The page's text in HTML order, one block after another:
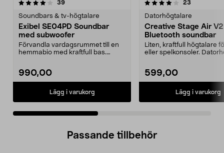
39recensioner
Soundbars & tv-högtalare
Exibel SE04PD Soundbar
med subwoofer
Förvandla vardagsrummet till en
hemmabio med kraftfull bas.
990,00
Lägg i varukorg
4.0 av 5 stjärnor 23
Datorhögtalare
Creative Stage Air V2
Bluetooth soundbar
Liten, kraftfull högtalare
eller spelkonsoler.
599,00
Lägg i varukorg
4.0 av 5 stjärnor
Passande tillbehör